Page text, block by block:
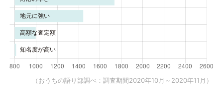
（おうちの語り部調べ：調査期間2020年10月～2020年11月）